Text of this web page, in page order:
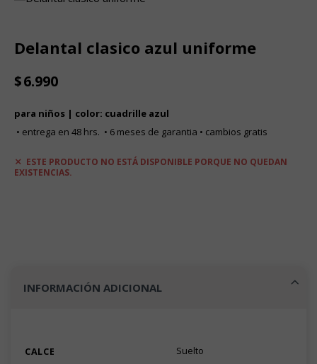
Delantal clasico azul uniforme
$6.990
para niños | color: cuadrille azul
• entrega en 48 hrs. • 6 meses de garantia • cambios gratis
ESTE PRODUCTO NO ESTÁ DISPONIBLE PORQUE NO QUEDAN
EXISTENCIAS.
INFORMACIÓN ADICIONAL
CALCE Suelto